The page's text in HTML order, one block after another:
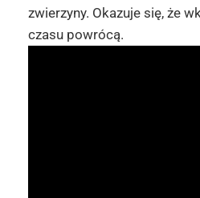
zwierzyny. Okazuje się, że
czasu powrócą.